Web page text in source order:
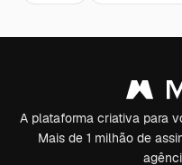
A plataforma criativa para
Mais de 1 milhão de